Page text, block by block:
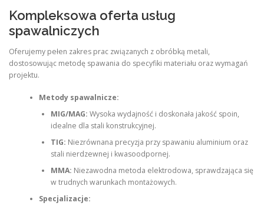
Kompleksowa oferta usług
spawalniczych
Oferujemy pełen zakres prac związanych z obróbką metali,
dostosowując metodę spawania do specyfiki materiału oraz wymagań
projektu.
Metody spawalnicze:
MIG/MAG: Wysoka wydajność i doskonała jakość spoin,
idealne dla stali konstrukcyjnej.
TIG: Niezrównana precyzja przy spawaniu aluminium oraz
stali nierdzewnej i kwasoodpornej.
MMA: Niezawodna metoda elektrodowa, sprawdzająca się
w trudnych warunkach montażowych.
Specjalizacje: